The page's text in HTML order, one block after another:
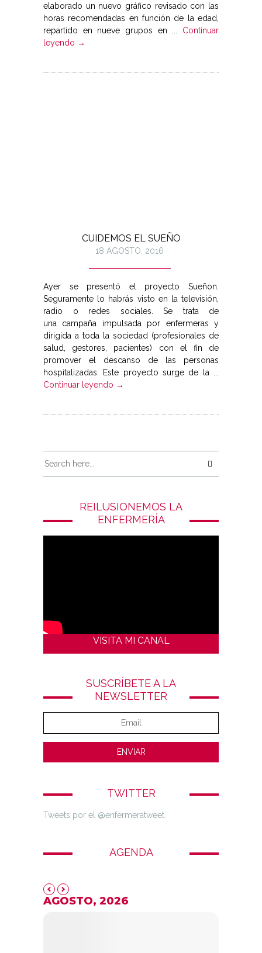
elaborado un nuevo gráfico revisado con las
horas recomendadas en función de la edad,
repartido en nueve grupos en ... Continuar
leyendo →
CUIDEMOS EL SUEÑO
18 AGOSTO, 2016
Ayer se presentó el proyecto Sueñon.
Seguramente lo habrás visto en la televisión,
radio o redes sociales. Se trata de
una campaña impulsada por enfermeras y
dirigida a toda la sociedad (profesionales de
salud, gestores, pacientes) con el fin de
promover el descanso de las personas
hospitalizadas. Este proyecto surge de la ...
Continuar leyendo →
REILUSIONEMOS LA
ENFERMERÍA
VISITA MI CANAL
SUSCRÍBETE A LA
NEWSLETTER
TWITTER
Tweets por el @enfermeratweet.
AGENDA
AGOSTO, 2026